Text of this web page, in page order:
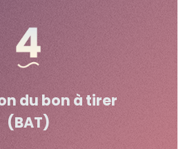
du bon à tirer
(BAT)